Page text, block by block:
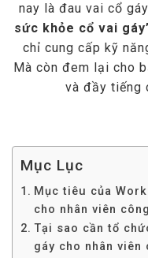
nay là đau vai cổ
sức khỏe cổ vai
chỉ cung cấp kỹ
Mà còn đem lại cho
và đầy tiếng
Mục Lục
Mục tiêu của
cho nhân viên
Tại sao cần tổ
gáy cho nhân viên